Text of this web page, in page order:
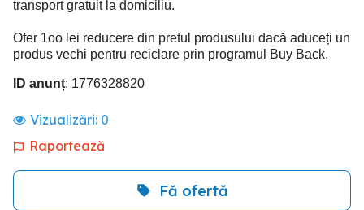
transport gratuit la domiciliu.
Ofer 1oo lei reducere din pretul produsului dacă aduceți un
produs vechi pentru reciclare prin programul Buy Back.
ID anunț: 1776328820
Vizualizări: 0
Raportează
Fă ofertă